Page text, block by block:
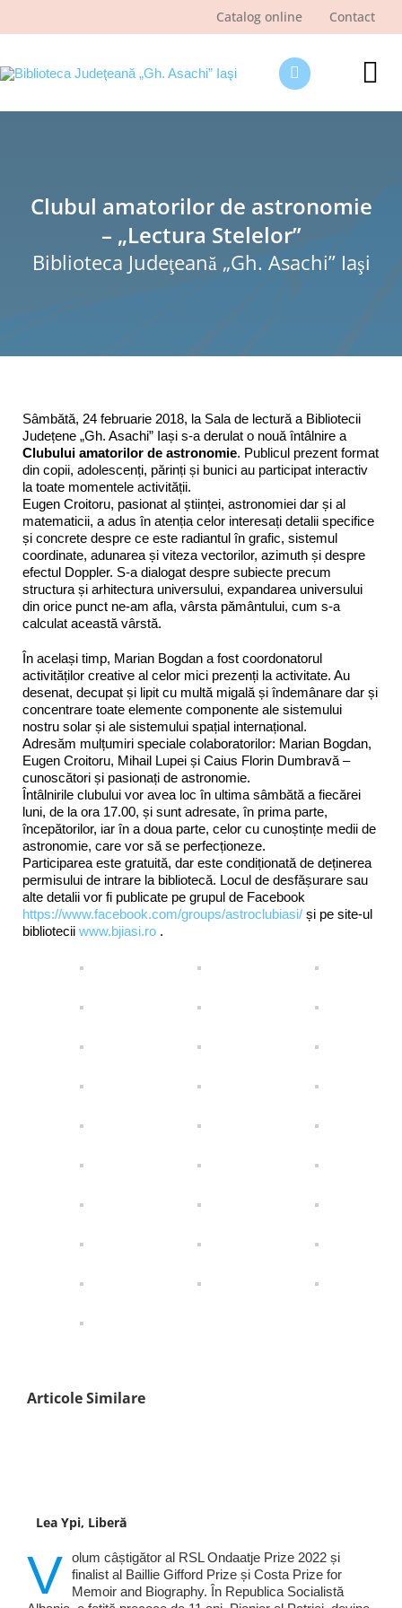
Catalog online Contact
Ştiri şi evenimente
Programe şi proiecte
Interes public
Clubul amatorilor de astronomie
– „Lectura Stelelor”
Biblioteca Judeţeană „Gh. Asachi” Iaşi
Sâmbătă, 24 februarie 2018, la Sala de lectură a Bibliotecii
Județene „Gh. Asachi” Iași s-a derulat o nouă întâlnire a
Clubului amatorilor de astronomie. Publicul prezent format
din copii, adolescenți, părinți și bunici au participat interactiv
la toate momentele activității.
Eugen Croitoru, pasionat al științei, astronomiei dar și al
matematicii, a adus în atenția celor interesați detalii specifice
și concrete despre ce este radiantul în grafic, sistemul
coordinate, adunarea și viteza vectorilor, azimuth și despre
efectul Doppler. S-a dialogat despre subiecte precum
structura și arhitectura universului, expandarea universului
din orice punct ne-am afla, vârsta pământului, cum s-a
calculat această vârstă.
În același timp, Marian Bogdan a fost coordonatorul
activităților creative al celor mici prezenți la activitate. Au
desenat, decupat și lipit cu multă migală și îndemânare dar și
concentrare toate elemente componente ale sistemului
nostru solar și ale sistemului spațial internațional.
Adresăm mulțumiri speciale colaboratorilor: Marian Bogdan,
Eugen Croitoru, Mihail Lupei și Caius Florin Dumbravă –
cunoscători și pasionați de astronomie.
Întâlnirile clubului vor avea loc în ultima sâmbătă a fiecărei
luni, de la ora 17.00, și sunt adresate, în prima parte,
începătorilor, iar în a doua parte, celor cu cunoștințe medii de
astronomie, care vor să se perfecționeze.
Participarea este gratuită, dar este condiționată de deținerea
permisului de intrare la bibliotecă. Locul de desfășurare sau
alte detalii vor fi publicate pe grupul de Facebook
https://www.facebook.com/groups/astroclubiasi/ și pe site-ul
bibliotecii www.bjiasi.ro .
Articole Similare
Lea Ypi, Liberă
V olum câștigător al RSL Ondaatje Prize 2022 și
finalist al Baillie Gifford Prize și Costa Prize for
Memoir and Biography. În Republica Socialistă